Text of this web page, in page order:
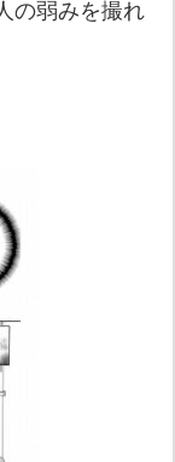
の弱みを撮れ